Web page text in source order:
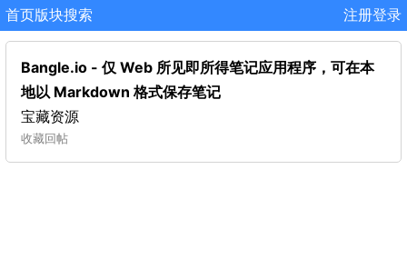
首页版块搜索 注册登录
Bangle.io - 仅 Web 所见即所得笔记应用程序，可在本
地以 Markdown 格式保存笔记
宝藏资源
收藏回帖